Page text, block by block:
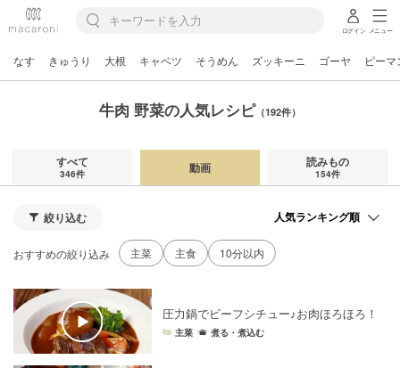
ログイン メニュー
なす きゅうり 大根 キャベツ そうめん ズッキーニ ゴーヤ ピーマ
牛肉 野菜の人気レシピ （192件）
すべて
346件 動画 読みもの
154件
絞り込む
おすすめの絞り込み 主菜 主食 10分以内
圧力鍋でビーフシチュー♪お肉ほろほろ！
主菜 煮る・煮込む